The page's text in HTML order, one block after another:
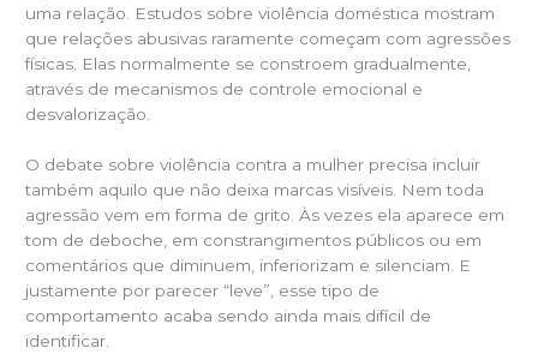
uma relação. Estudos sobre violência doméstica mostram
que relações abusivas raramente começam com agressões
físicas. Elas normalmente se constroem gradualmente,
através de mecanismos de controle emocional e
desvalorização.
O debate sobre violência contra a mulher precisa incluir
também aquilo que não deixa marcas visíveis. Nem toda
agressão vem em forma de grito. Às vezes ela aparece em
tom de deboche, em constrangimentos públicos ou em
comentários que diminuem, inferiorizam e silenciam. E
justamente por parecer “leve”, esse tipo de
comportamento acaba sendo ainda mais difícil de
identificar.